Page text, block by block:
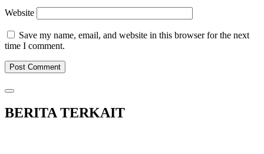
Website
Save my name, email, and website in this browser for the next
time I comment.
BERITA TERKAIT